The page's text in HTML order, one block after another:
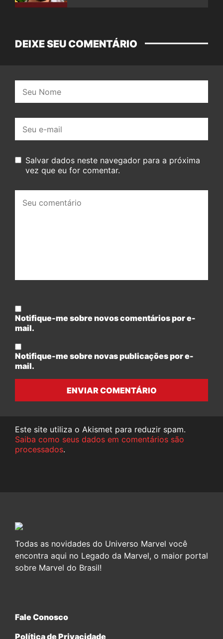
DEIXE SEU COMENTÁRIO
mail:
Salvar dados neste navegador para a próxima
vez que eu for comentar.
comentário:
Notifique-me sobre novos comentários por e-
mail.
Notifique-me sobre novas publicações por e-
mail.
ENVIAR COMENTÁRIO
Este site utiliza o Akismet para reduzir spam.
Saiba como seus dados em comentários são
processados.
Todas as novidades do Universo Marvel você
encontra aqui no Legado da Marvel, o maior portal
sobre Marvel do Brasil!
Fale Conosco
Política de Privacidade